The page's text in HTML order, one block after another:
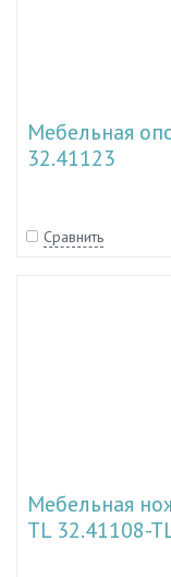
Мебельная
32.41123
Сравнить
Мебельная
TL 32.41108-